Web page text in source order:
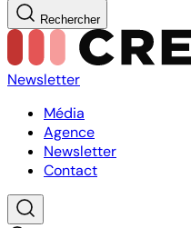
Rechercher
Newsletter
Média
Agence
Newsletter
Contact